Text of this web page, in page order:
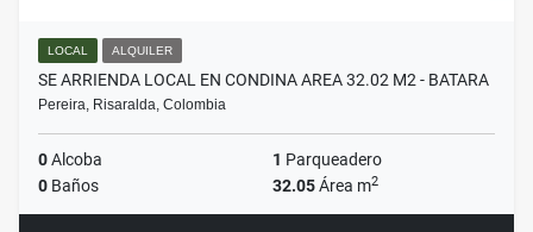
LOCAL ALQUILER
SE ARRIENDA LOCAL EN CONDINA AREA 32.02 M2 - BATARA
Pereira, Risaralda, Colombia
0Alcoba 1 Parqueadero
0 Baños 32.05Área m2